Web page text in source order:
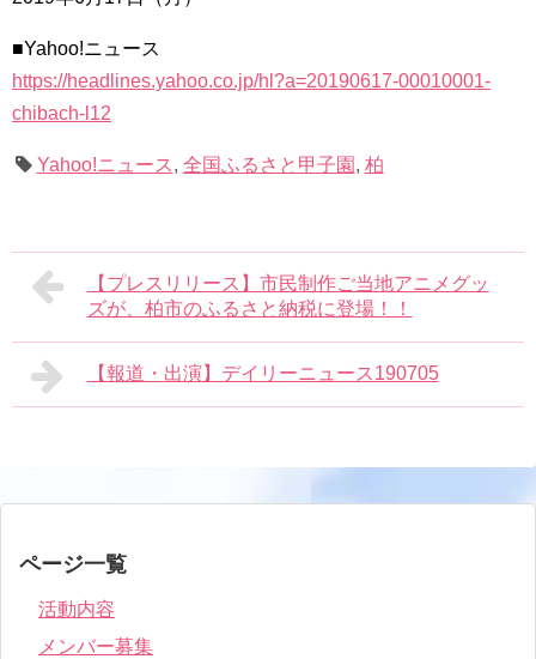
■Yahoo!ニュース
https://headlines.yahoo.co.jp/hl?a=20190617-00010001-
chibach-l12
Yahoo!ニュース , 全国ふるさと甲子園 , 柏
【プレスリリース】市民制作ご当地アニメグッ
ズが、柏市のふるさと納税に登場！！
【報道・出演】デイリーニュース190705
ページ一覧
活動内容
メンバー募集